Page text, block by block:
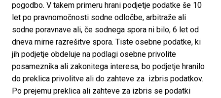
pogodbo. V takem primeru hrani podjetje podatke še 10
let po pravnomočnosti sodne odločbe, arbitraže ali
sodne poravnave ali, če sodnega spora ni bilo, 6 let od
dneva mirne razrešitve spora. Tiste osebne podatke, ki
jih podjetje obdeluje na podlagi osebne privolite
posameznika ali zakonitega interesa, bo podjetje hranilo
do preklica privolitve ali do zahteve za  izbris podatkov.
Po prejemu preklica ali zahteve za izbris se podatki